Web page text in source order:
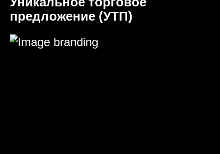
предложение (УТП)